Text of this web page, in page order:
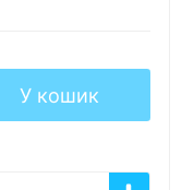
У кошик